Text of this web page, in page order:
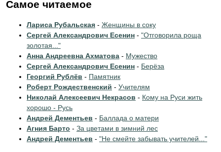
Самое читаемое
Лариса Рубальская - Женщины в соку
Сергей Александрович Есенин - "Отговорила роща
золотая..."
Анна Андреевна Ахматова - Мужество
Сергей Александрович Есенин - Берёза
Георгий Рублёв - Памятник
Роберт Рождественский - Учителям
Николай Алексеевич Некрасов - Кому на Руси жить
хорошо - Русь
Андрей Дементьев - Баллада о матери
Агния Барто - За цветами в зимний лес
Андрей Дементьев - "Не смейте забывать учителей..."